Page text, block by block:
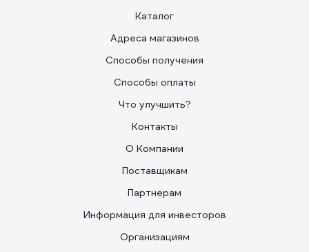
Каталог
Адреса магазинов
Способы получения
Способы оплаты
Что улучшить?
Контакты
О Компании
Поставщикам
Партнерам
Информация для инвесторов
Организациям